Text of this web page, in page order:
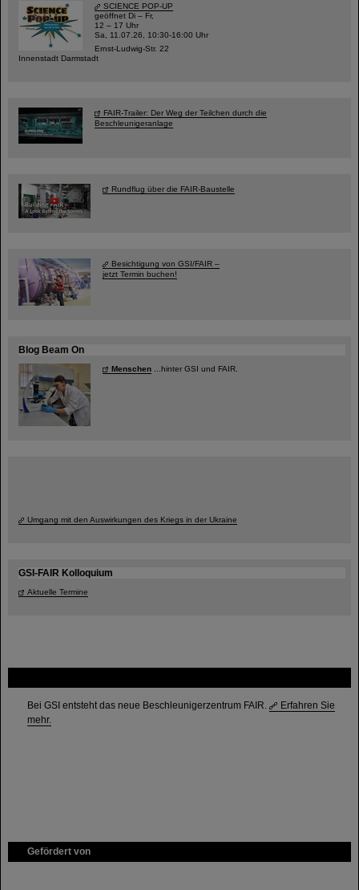
Bei GSI entsteht das neue Beschleunigerzentrum FAIR.
Erfahren Sie
mehr.
Gefördert von
SCIENCE POP-UP
geöffnet Di – Fr,
12 – 17 Uhr
Sa, 11.07.26, 10:30-16:00 Uhr
Ernst-Ludwig-Str. 22
Innenstadt Darmstadt
FAIR-Trailer: Der Weg der Teilchen durch die
Beschleunigeranlage
Rundflug über die FAIR-Baustelle
Besichtigung von GSI/FAIR –
jetzt Termin buchen!
Blog Beam On
Menschen ...hinter GSI und FAIR.
Umgang mit den Auswirkungen des Kriegs in der Ukraine
GSI-FAIR Kolloquium
Aktuelle Termine